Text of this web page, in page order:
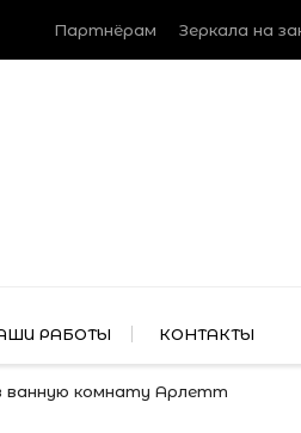
Партнёрам Зеркала на
РАБОТЫ КОНТАКТЫ
ванную комнату Арлетт